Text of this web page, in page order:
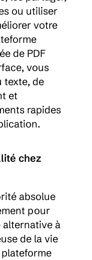
ou utiliser
votre
de PDF
vous
texte, de
et
rapides
chez
absolue
pour
alternative à
de la vie